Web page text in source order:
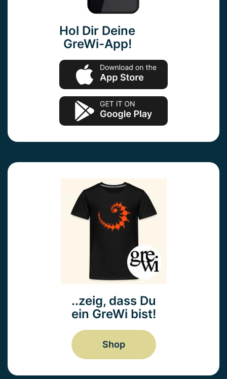
Hol Dir Deine
GreWi-App!
..zeig, dass Du
ein GreWi bist!
Shop